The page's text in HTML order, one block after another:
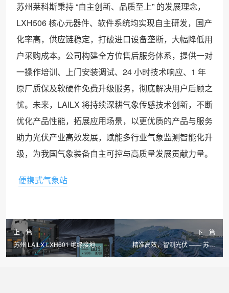
苏州莱科斯秉持 “自主创新、品质至上” 的发展理念，
LXH506 核心元器件、软件系统均实现自主研发，国产
化率高，供应链稳定，打破进口设备垄断，大幅降低用
户采购成本。公司构建全方位售后服务体系，提供一对
一操作培训、上门安装调试、24 小时技术响应、1 年
原厂质保及软硬件免费升级服务，彻底解决用户后顾之
忧。未来，LAILX 将持续深耕气象传感技术创新，不断
优化产品性能，拓展应用场景，以更优质的产品与服务
助力光伏产业高效发展，赋能多行业气象监测智能化升
级，为我国气象装备自主可控与高质量发展贡献力量。
便携式气象站
上一篇
苏州 LAILX LXH601 绝缘接地综
合测试仪：全维安全检测，守护光
下一篇
精准高效，智测光伏 —— 苏州
LAILX LX-PV31 便携式 IV 测试仪